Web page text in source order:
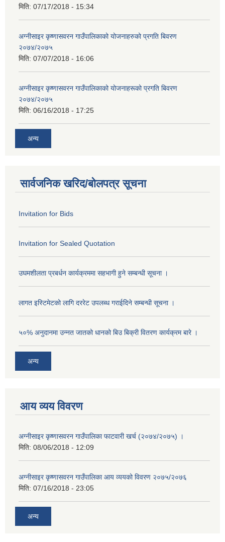
मिति: 07/17/2018 - 15:34
अग्नीसाइर कृष्णासवरन गाउँपालिकाको योजनाहरुको प्रगति बिवरण
२०७४/२०७५
मिति: 07/07/2018 - 16:06
अग्नीसाइर कृष्णासवरन गाउँपालिकाको योजनाहरूको प्रगति बिवरण
२०७४/२०७५
मिति: 06/16/2018 - 17:25
अन्य
सार्वजनिक खरिद/बोलपत्र सूचना
Invitation for Bids
Invitation for Sealed Quotation
उघमशीलता प्रबर्धन कार्यक्रममा सहभागी हुने सम्बन्धी सूचना ।
लागत इस्टिमेटको लागि दररेट उपलब्ध गराईदिने सम्बन्धी सूचना ।
५०% अनुदानमा उन्नत जातको धानको बिउ बिक्री वितरण कार्यक्रम बारे ।
अन्य
आय व्यय विवरण
अग्नीसाइर कृष्णासवरन गाउँपालिका फाटवारी खर्च (२०७४/२०७५) ।
मिति: 08/06/2018 - 12:09
अग्नीसाइर कृष्णासवरन गाउँपालिका आय व्ययको विवरण २०७५/२०७६
मिति: 07/16/2018 - 23:05
अन्य